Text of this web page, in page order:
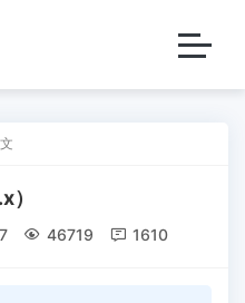
 46719  1610